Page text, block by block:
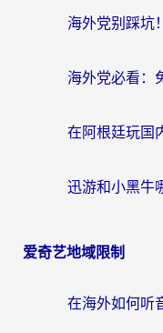
爱奇艺地域限制